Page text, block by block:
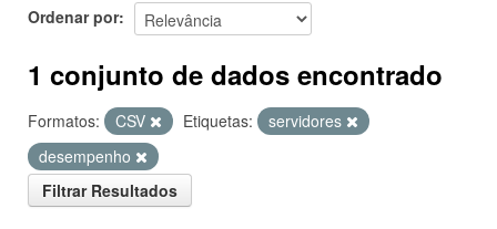
Ordenar por
1 conjunto de dados encontrado
Formatos: CSV Etiquetas:
servidores
desempenho
Filtrar Resultados